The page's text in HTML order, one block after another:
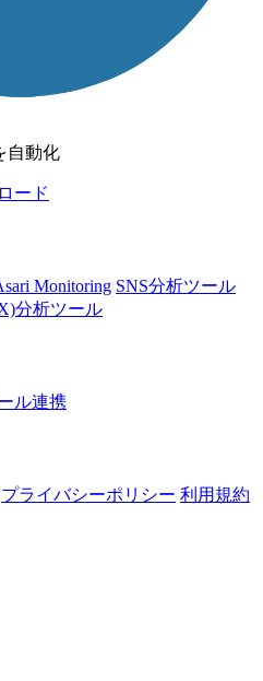
自動化
ード
Monitoring SNS分析ツール
分析ツール
ル連携
プライバシーポリシー 利用規約